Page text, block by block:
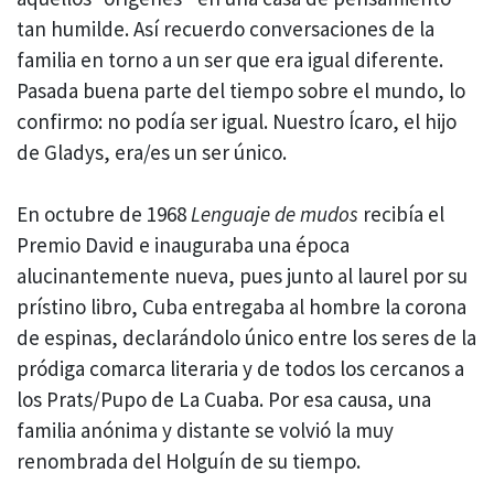
tan humilde. Así recuerdo conversaciones de la
familia en torno a un ser que era igual diferente.
Pasada buena parte del tiempo sobre el mundo, lo
confirmo: no podía ser igual. Nuestro Ícaro, el hijo
de Gladys, era/es un ser único.
En octubre de 1968Lenguaje de mudos recibía el
Premio David e inauguraba una época
alucinantemente nueva, pues junto al laurel por su
prístino libro, Cuba entregaba al hombre la corona
de espinas, declarándolo único entre los seres de la
pródiga comarca literaria y de todos los cercanos a
los Prats/Pupo de La Cuaba. Por esa causa, una
familia anónima y distante se volvió la muy
renombrada del Holguín de su tiempo.